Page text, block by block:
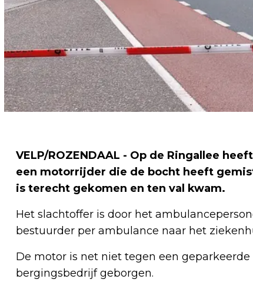
VELP/ROZENDAAL - Op de Ringallee
een motorrijder die de bocht heeft
is terecht gekomen en ten val kwam.
Het slachtoffer is door het
bestuurder per ambulance naar het
De motor is net niet tegen een
bergingsbedrijf geborgen.